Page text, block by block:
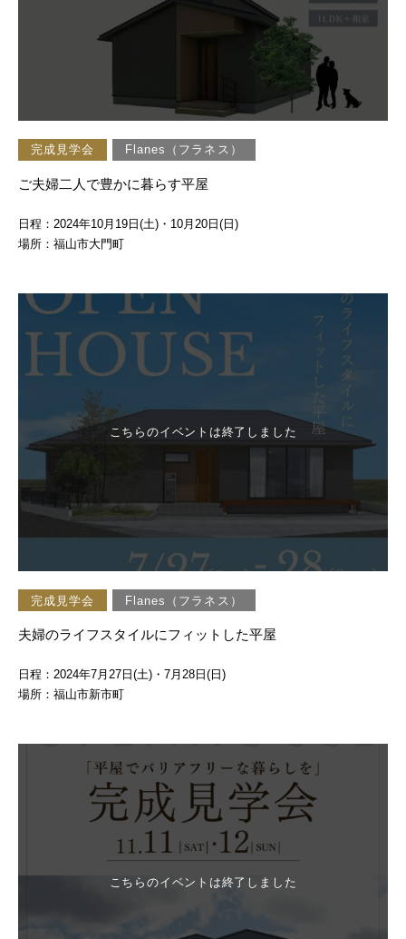
完成見学会 Flanes（フラネス）
ご夫婦二人で豊かに暮らす平屋
日程：2024年10月19日(土)・10月20日(日)
場所：福山市大門町
こちらのイベントは終了しました
完成見学会 Flanes（フラネス）
夫婦のライフスタイルにフィットした平屋
日程：2024年7月27日(土)・7月28日(日)
場所：福山市新市町
こちらのイベントは終了しました